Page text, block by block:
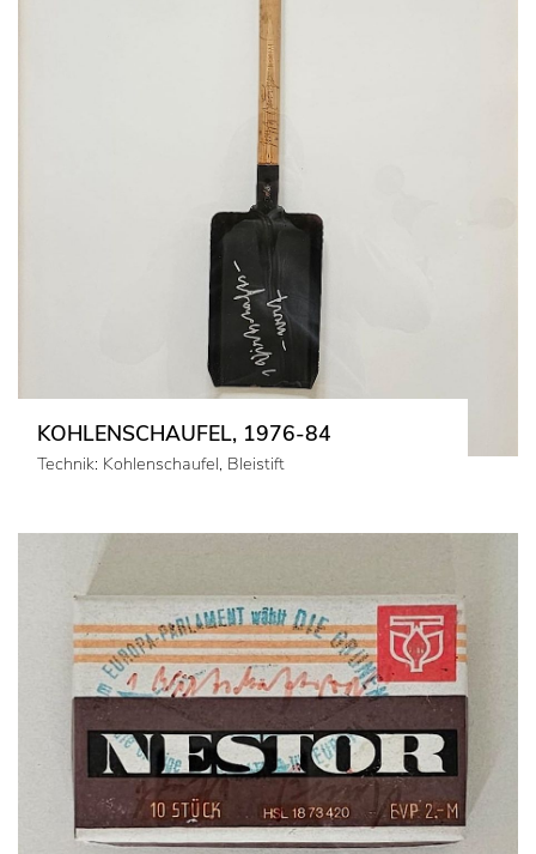
KOHLENSCHAUFEL, 1976-84
Technik: Kohlenschaufel, Bleistift